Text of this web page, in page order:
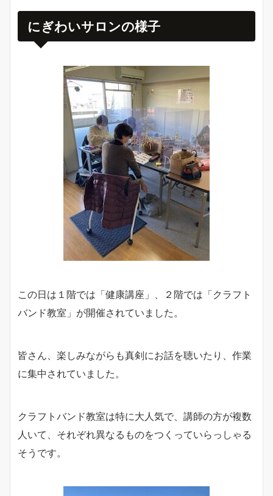
にぎわいサロンの様子
この日は１階では「健康講座」、２階では「クラフト
バンド教室」が開催されていました。
皆さん、楽しみながらも真剣にお話を聴いたり、作業
に集中されていました。
クラフトバンド教室は特に大人気で、講師の方が複数
人いて、それぞれ異なるものをつくっていらっしゃる
そうです。